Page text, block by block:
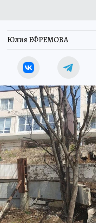
Юлия ЕФРЕМОВА